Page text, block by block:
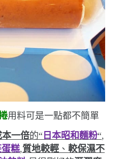
用料可是一點都不簡單
本一倍的“ 日本昭和麵粉“,
糕,質地較輕 、較保濕不